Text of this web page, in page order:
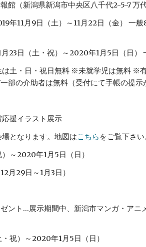
館（新潟県新潟市中央区八千代2-5-7 万代
年11月9日（土）～11月22日（金） 一
月23日（土・祝）～2020年1月5日（日
土・日・祝日無料 ※未就学児は無料 ※
部の介助者は無料（受付にて手帳の提
援イラスト展示
となります。地図はこちら をご覧下さい
～2020年1月5日（日）
月29日～1月3日）
ント…展示期間中、新潟市マンガ・アニ
祝）～2020年1月5日（日）